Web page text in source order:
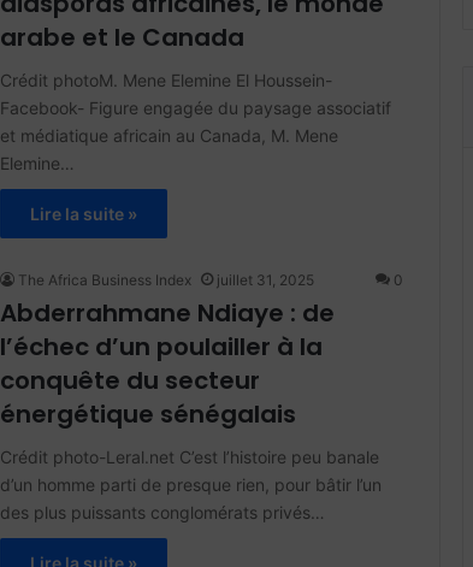
arabe et le Canada
Crédit photoM. Mene Elemine El Houssein-
Facebook- Figure engagée du paysage associatif
et médiatique africain au Canada, M. Mene
Elemine…
Lire la suite »
The Africa Business Index juillet 31, 2025 0
Abderrahmane Ndiaye : de
l’échec d’un poulailler à la
conquête du secteur
énergétique sénégalais
Crédit photo-Leral.net C’est l’histoire peu banale
d’un homme parti de presque rien, pour bâtir l’un
des plus puissants conglomérats privés…
Lire la suite »